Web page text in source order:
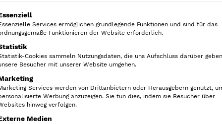
w
ü
z
l
Artikelnummer:
eine Liste der Service-Gruppen, für die eine
Services ermöglichen grundlegende Funktionen und sind für das
Funktionieren der Website erforderlich.
Cookies sammeln Nutzungsdaten, die uns Aufschluss darüber
Besucher mit unserer Website umgehen.
Services werden von Drittanbietern oder Herausgebern genutzt,
Werbung anzuzeigen. Sie tun dies, indem sie Besucher über
hinweg verfolgen.
Medien